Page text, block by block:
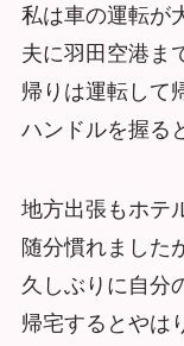
私は車の運転が
夫に羽田空港ま
帰りは運転して
ハンドルを握る
地方出張もホテ
随分慣れました
久しぶりに自分
帰宅するとやは